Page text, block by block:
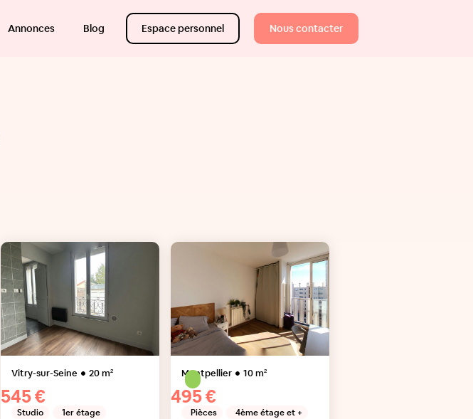
Annonces Blog Espace personnel Nous contacter
Vitry-sur-Seine 20m²
545 €
Studio 1er étage
Montpellier 10m²
495 €
Pièces 4ème étage et +